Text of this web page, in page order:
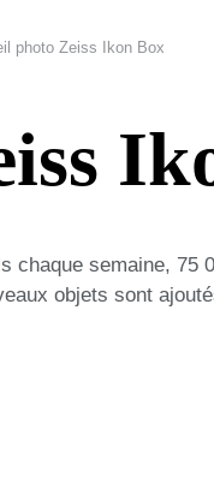
photo Zeiss Ikon Box
chaque semaine, 75
objets sont